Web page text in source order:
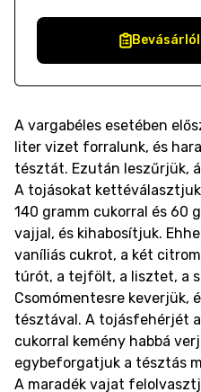
A vargabéles esetében
liter vizet forralunk, és
tésztát. Ezután leszűrjük,
A tojásokat
140 gramm cukorral és 60
vajjal, és kihabosítjuk.
vaníliás cukrot, a két
túrót, a tejfölt, a lisztet, a
Csomómentesre
tésztával. A tojásfehérjét
cukorral kemény habbá
egybeforgatjuk a tésztás
A maradék vajat